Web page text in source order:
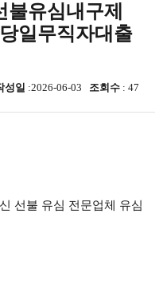
유심내구제
일무직자대출
성일 :2026-06-03 조회수 : 47
선불 유심 전문업체 유심